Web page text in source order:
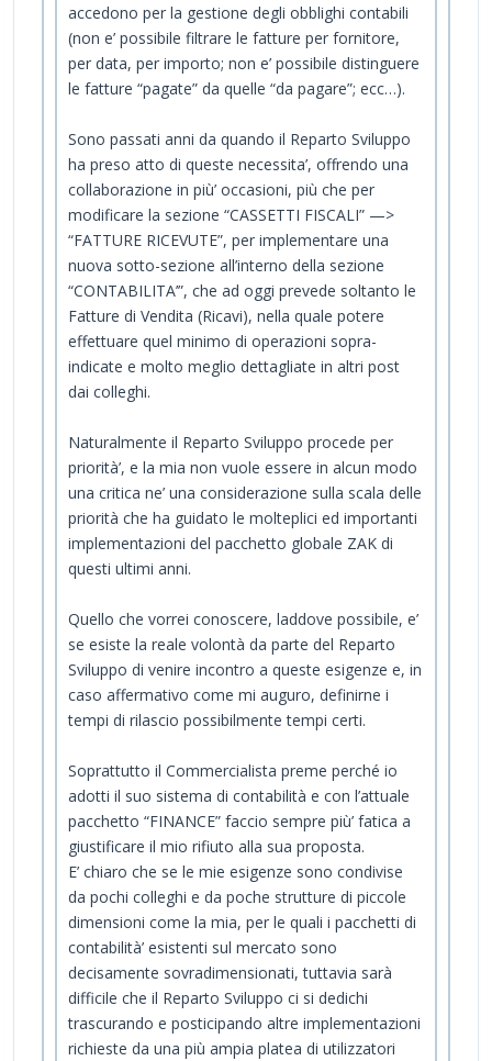
accedono per la gestione degli obblighi contabili
(non e’ possibile filtrare le fatture per fornitore,
per data, per importo; non e’ possibile distinguere
le fatture “pagate” da quelle “da pagare”; ecc…).
Sono passati anni da quando il Reparto Sviluppo
ha preso atto di queste necessita’, offrendo una
collaborazione in più’ occasioni, più che per
modificare la sezione “CASSETTI FISCALI” —>
“FATTURE RICEVUTE”, per implementare una
nuova sotto-sezione all’interno della sezione
“CONTABILITA’”, che ad oggi prevede soltanto le
Fatture di Vendita (Ricavi), nella quale potere
effettuare quel minimo di operazioni sopra-
indicate e molto meglio dettagliate in altri post
dai colleghi.
Naturalmente il Reparto Sviluppo procede per
priorità’, e la mia non vuole essere in alcun modo
una critica ne’ una considerazione sulla scala delle
priorità che ha guidato le molteplici ed importanti
implementazioni del pacchetto globale ZAK di
questi ultimi anni.
Quello che vorrei conoscere, laddove possibile, e’
se esiste la reale volontà da parte del Reparto
Sviluppo di venire incontro a queste esigenze e, in
caso affermativo come mi auguro, definirne i
tempi di rilascio possibilmente tempi certi.
Soprattutto il Commercialista preme perché io
adotti il suo sistema di contabilità e con l’attuale
pacchetto “FINANCE” faccio sempre più’ fatica a
giustificare il mio rifiuto alla sua proposta.
E’ chiaro che se le mie esigenze sono condivise
da pochi colleghi e da poche strutture di piccole
dimensioni come la mia, per le quali i pacchetti di
contabilità’ esistenti sul mercato sono
decisamente sovradimensionati, tuttavia sarà
difficile che il Reparto Sviluppo ci si dedichi
trascurando e posticipando altre implementazioni
richieste da una più ampia platea di utilizzatori